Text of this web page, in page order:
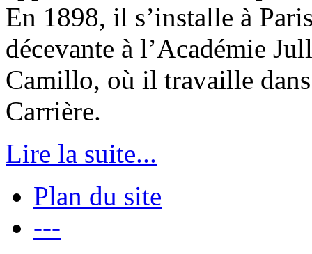
En 1898, il s’installe à
décevante à l’Académie
Camillo, où il travaille
Carrière.
Lire la suite...
Plan du site
---